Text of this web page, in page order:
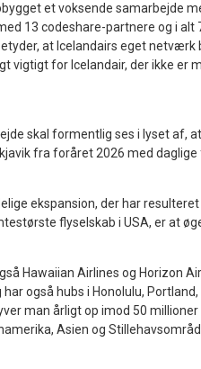
et voksende samarbejde
13 codeshare-partnere og i alt
at Icelandairs eget netværk
vigtigt for Icelandair, der ikke er
skal formentlig ses i lyset af,
fra foråret 2026 med
ekspansion, der har
flyselskab i USA, er at
Hawaiian Airlines og Horizon
også hubs i Honolulu,
man årligt op imod 50
Asien og